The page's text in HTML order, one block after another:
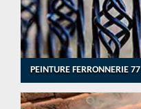
PEINTURE FERRONNERIE 77